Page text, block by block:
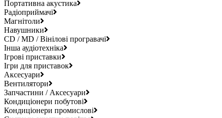
Портативна акустика
Радіоприймачі
Магнітоли
Навушники
CD / MD / Вінілові програвачі
Інша аудіотехніка
Ігрові приставки
Ігри для приставок
Аксесуари
Вентилятори
Запчастини / Аксесуари
Кондиціонери побутові
Кондиціонери промислові